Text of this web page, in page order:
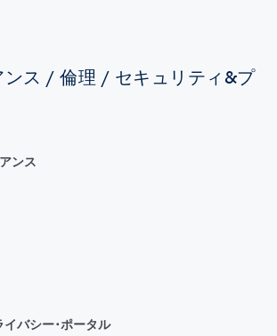
ンス / 倫理 / セキュリティ&プ
ンス
バシー･ポータル